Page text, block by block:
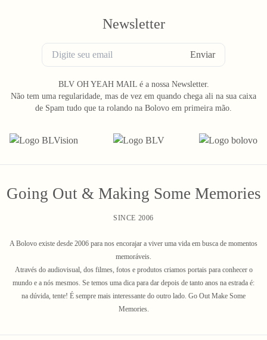
Newsletter
Enviar
BLV OH YEAH MAIL é a nossa Newsletter.
Não tem uma regularidade, mas de vez em quando chega ali na sua caixa
de Spam tudo que ta rolando na Bolovo em primeira mão.
Going Out & Making Some Memories
SINCE 2006
A Bolovo existe desde 2006 para nos encorajar a viver uma vida em busca de momentos
memoráveis.
Através do audiovisual, dos filmes, fotos e produtos criamos portais para conhecer o
mundo e a nós mesmos. Se temos uma dica para dar depois de tanto anos na estrada é:
na dúvida, tente! É sempre mais interessante do outro lado. Go Out Make Some
Memories.